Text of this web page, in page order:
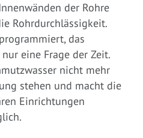
der Rohre
Rohrdurchlässigkeit.
das
eine Frage der Zeit.
nicht mehr
stehen und macht die
Einrichtungen